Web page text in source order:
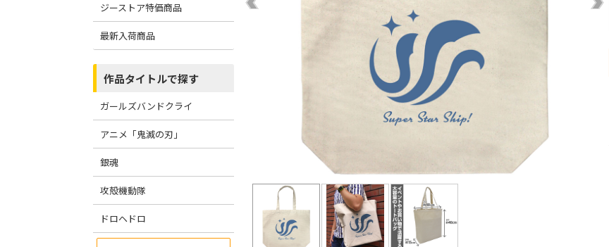
ジーストア特価商品
最新入荷商品
作品タイトルで探す
ガールズバンドクライ
アニメ「鬼滅の刃」
銀魂
攻殻機動隊
ドロヘドロ